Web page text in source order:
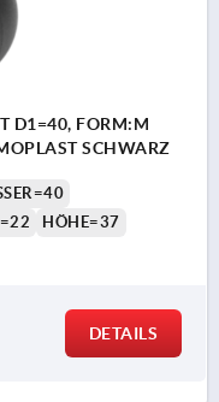
D1=40, FORM:M
SCHWARZ
HÖHE=37
DETAILS